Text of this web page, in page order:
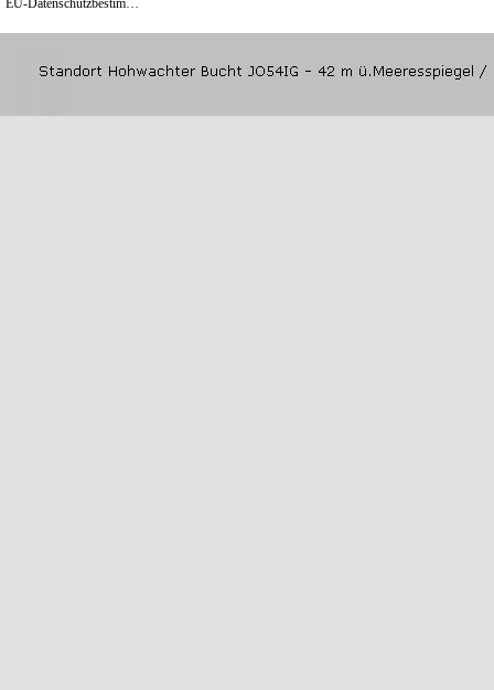
EU-Datenschutzbestimmungen Mai 2018